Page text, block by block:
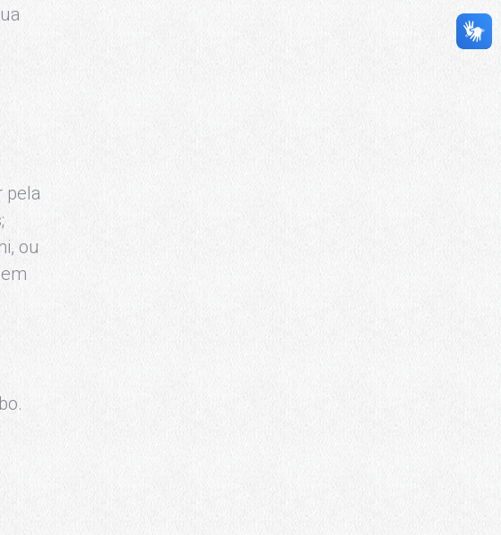
pela
ou